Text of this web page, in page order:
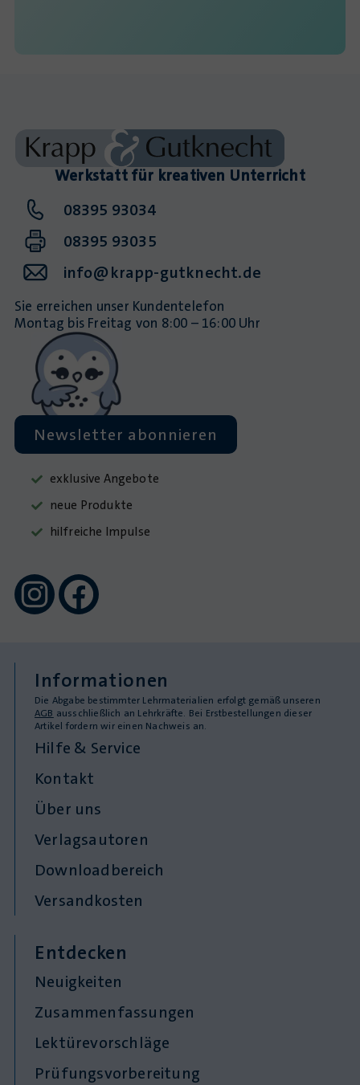
Werkstatt für kreativen Unterricht
08395 93034
08395 93035
info@krapp-gutknecht.de
Sie erreichen unser Kundentelefon
Montag bis Freitag von 8:00 – 16:00 Uhr
Newsletter abonnieren
exklusive Angebote
neue Produkte
hilfreiche Impulse
Informationen
Die Abgabe bestimmter Lehrmaterialien erfolgt gemäß unseren
AGB ausschließlich an Lehrkräfte. Bei Erstbestellungen dieser
Artikel fordern wir einen Nachweis an.
Hilfe & Service
Kontakt
Über uns
Verlagsautoren
Downloadbereich
Versandkosten
Entdecken
Neuigkeiten
Zusammenfassungen
Lektürevorschläge
Prüfungsvorbereitung